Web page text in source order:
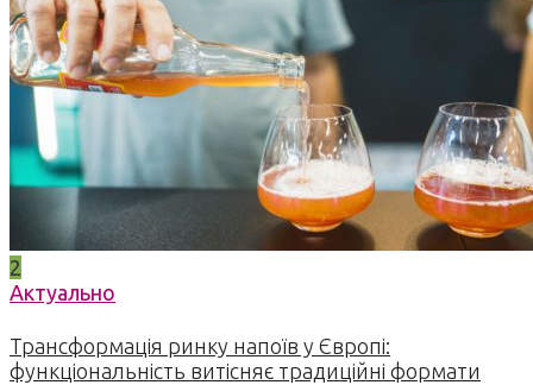
2
Актуально
Трансформація ринку напоїв у Європі:
функціональність витісняє традиційні формати